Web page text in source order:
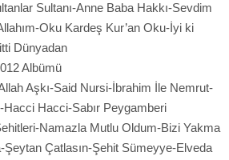
Sultanı-Anne Baba Hakkı-Sevdim
Oku Kardeş Kur’an Oku-İyi ki
Dünyadan
Albümü
Aşkı-Said Nursi-İbrahim İle Nemrut-
Hacci Hacci-Sabır Peygamberi
Namazla Mutlu Oldum-Bizi Yakma
Şeytan Çatlasın-Şehit Sümeyye-Elveda